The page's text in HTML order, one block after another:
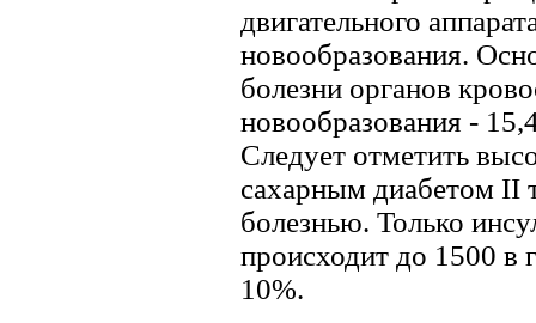
двигательного
новообразования.
болезни органов
новообразования -
Следует отметить
сахарным диабетом II
болезнью. Только
происходит до 1500 в
10%.